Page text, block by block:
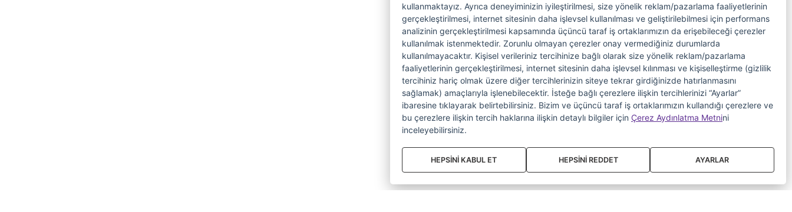
kullanmaktayız. Ayrıca deneyiminizin iyileştirilmesi, size yönelik reklam/pazarlama faaliyetlerinin
gerçekleştirilmesi, internet sitesinin daha işlevsel kullanılması ve geliştirilebilmesi için performans
analizinin gerçekleştirilmesi kapsamında üçüncü taraf iş ortaklarımızın da erişebileceği çerezler
kullanılmak istenmektedir. Zorunlu olmayan çerezler onay vermediğiniz durumlarda
kullanılmayacaktır. Kişisel verileriniz tercihinize bağlı olarak size yönelik reklam/pazarlama
faaliyetlerinin gerçekleştirilmesi, internet sitesinin daha işlevsel kılınması ve kişiselleştirme (gizlilik
tercihiniz hariç olmak üzere diğer tercihlerinizin siteye tekrar girdiğinizde hatırlanmasını
sağlamak) amaçlarıyla işlenebilecektir. İsteğe bağlı çerezlere ilişkin tercihlerinizi “Ayarlar”
ibaresine tıklayarak belirtebilirsiniz. Bizim ve üçüncü taraf iş ortaklarımızın kullandığı çerezlere ve
bu çerezlere ilişkin tercih haklarına ilişkin detaylı bilgiler için Çerez Aydınlatma Metnini
inceleyebilirsiniz.
HEPSİNİ KABUL ET HEPSİNİ REDDET AYARLAR